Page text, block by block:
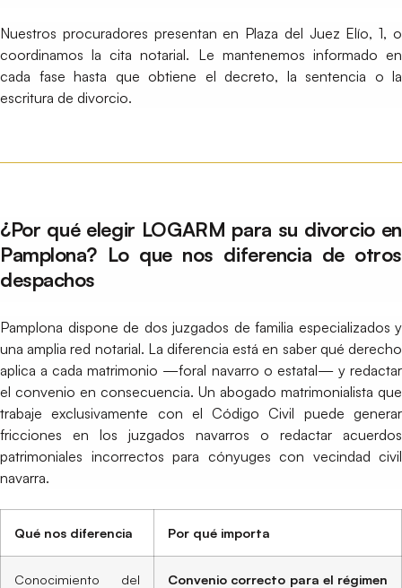
Nuestros procuradores presentan en Plaza del Juez Elío, 1, o
coordinamos la cita notarial. Le mantenemos informado en
cada fase hasta que obtiene el decreto, la sentencia o la
escritura de divorcio.
¿Por qué elegir LOGARM para su divorcio en
Pamplona? Lo que nos diferencia de otros
despachos
Pamplona dispone de dos juzgados de familia especializados y
una amplia red notarial. La diferencia está en saber qué derecho
aplica a cada matrimonio —foral navarro o estatal— y redactar
el convenio en consecuencia. Un abogado matrimonialista que
trabaje exclusivamente con el Código Civil puede generar
fricciones en los juzgados navarros o redactar acuerdos
patrimoniales incorrectos para cónyuges con vecindad civil
navarra.
Qué nos diferencia Por qué importa
Conocimiento del
Convenio correcto para el régimen